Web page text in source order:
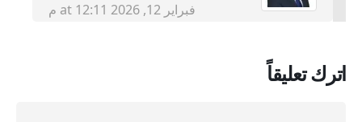
فبراير 12, 2026 at 12:11 م
اترك تعليقاً